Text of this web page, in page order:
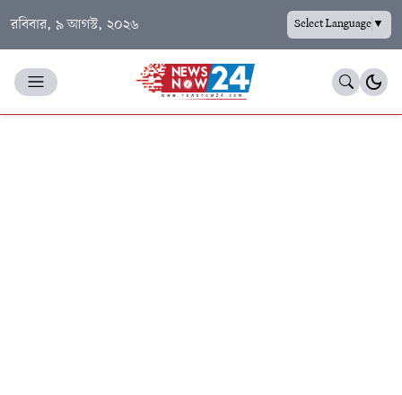
রবিবার, ৯ আগস্ট, ২০২৬ Select Language▼